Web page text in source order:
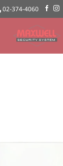
02-374-4060